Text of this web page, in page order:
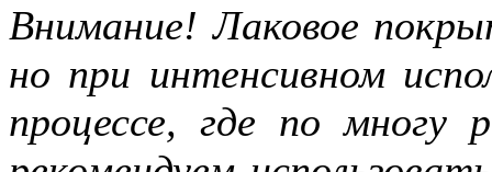
Внимание! Лаковое
но при интенсивном
процессе, где по